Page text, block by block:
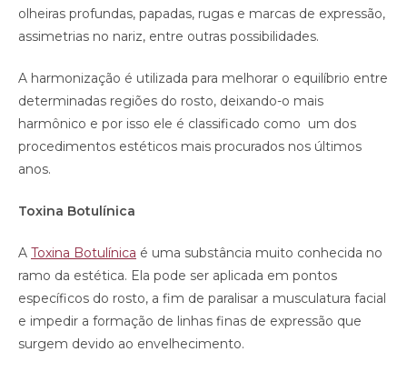
olheiras profundas, papadas, rugas e marcas de expressão,
assimetrias no nariz, entre outras possibilidades.
A harmonização é utilizada para melhorar o equilíbrio entre
determinadas regiões do rosto, deixando-o mais
harmônico e por isso ele é classificado como um dos
procedimentos estéticos mais procurados nos últimos
anos.
Toxina Botulínica
A Toxina Botulínica é uma substância muito conhecida no
ramo da estética. Ela pode ser aplicada em pontos
específicos do rosto, a fim de paralisar a musculatura facial
e impedir a formação de linhas finas de expressão que
surgem devido ao envelhecimento.